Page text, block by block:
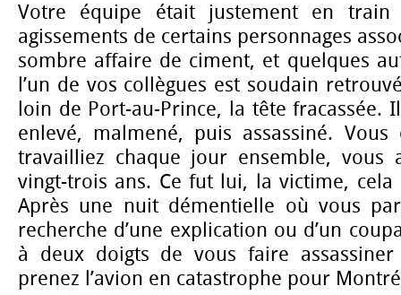
Votre équipe était justement en train
agissements de certains personnages
sombre affaire de ciment, et quelques
l’un de vos collègues est soudain
loin de Port-au-Prince, la tête fracassée.
enlevé, malmené, puis assassiné.
travailliez chaque jour ensemble, vous
vingt-trois ans. Ce fut lui, la victime,
Après une nuit démentielle où vous
recherche d’une explication ou d’un
à deux doigts de vous faire
prenez l’avion en catastrophe pour